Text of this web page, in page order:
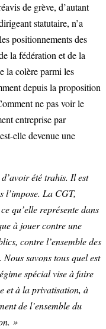
de grève, d’autant
statutaire, n’a
positionnements des
la fédération et de la
la colère parmi les
depuis la proposition
ne pas voir le
entreprise par
elle devenue une
été trahis. Il est
l’impose. La CGT,
qu’elle représente dans
à jouer contre une
contre l’ensemble des
savons tous quel est
spécial vise à faire
et à la privatisation, à
de l’ensemble du
»